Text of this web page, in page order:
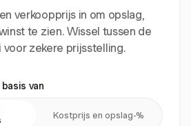
verkoopprijs in om opslag,
te zien. Wissel tussen de
zekere prijsstelling.
van
Kostprijs en opslag-%